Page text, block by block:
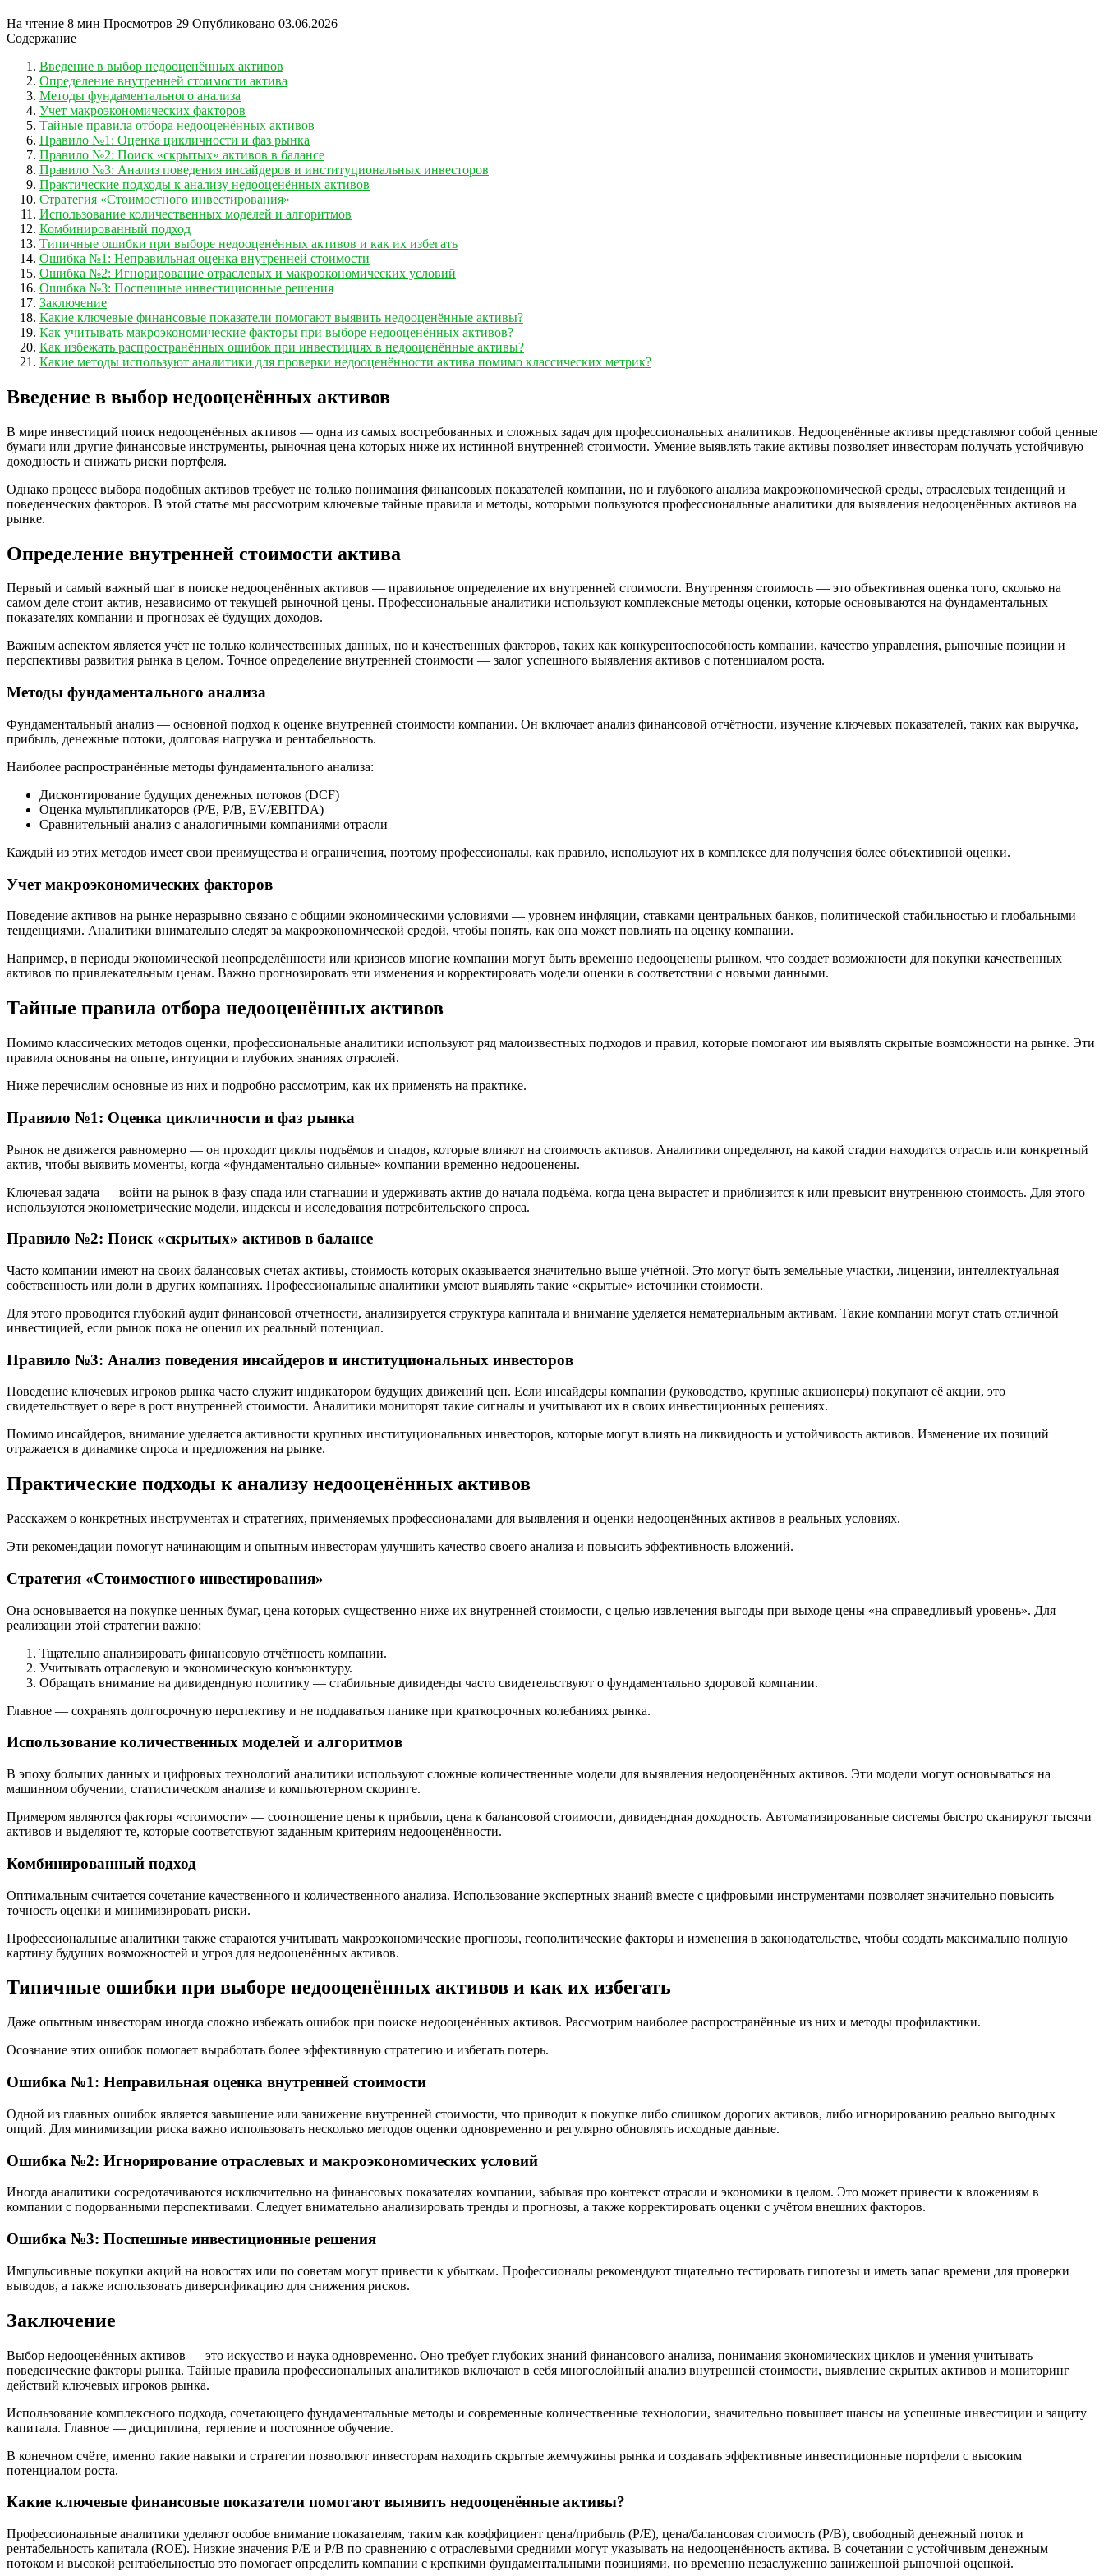
На чтение 8 мин Просмотров 29 Опубликовано 03.06.2026
Содержание
Введение в выбор недооценённых активов
Определение внутренней стоимости актива
Методы фундаментального анализа
Учет макроэкономических факторов
Тайные правила отбора недооценённых активов
Правило №1: Оценка цикличности и фаз рынка
Правило №2: Поиск «скрытых» активов в балансе
Правило №3: Анализ поведения инсайдеров и институциональных инвесторов
Практические подходы к анализу недооценённых активов
Стратегия «Стоимостного инвестирования»
Использование количественных моделей и алгоритмов
Комбинированный подход
Типичные ошибки при выборе недооценённых активов и как их избегать
Ошибка №1: Неправильная оценка внутренней стоимости
Ошибка №2: Игнорирование отраслевых и макроэкономических условий
Ошибка №3: Поспешные инвестиционные решения
Заключение
Какие ключевые финансовые показатели помогают выявить недооценённые активы?
Как учитывать макроэкономические факторы при выборе недооценённых активов?
Как избежать распространённых ошибок при инвестициях в недооценённые активы?
Какие методы используют аналитики для проверки недооценённости актива помимо классических метрик?
Введение в выбор недооценённых активов
В мире инвестиций поиск недооценённых активов — одна из самых востребованных и сложных задач для профессиональных аналитиков. Недооценённые активы представляют собой ценные
бумаги или другие финансовые инструменты, рыночная цена которых ниже их истинной внутренней стоимости. Умение выявлять такие активы позволяет инвесторам получать устойчивую
доходность и снижать риски портфеля.
Однако процесс выбора подобных активов требует не только понимания финансовых показателей компании, но и глубокого анализа макроэкономической среды, отраслевых тенденций и
поведенческих факторов. В этой статье мы рассмотрим ключевые тайные правила и методы, которыми пользуются профессиональные аналитики для выявления недооценённых активов на
рынке.
Определение внутренней стоимости актива
Первый и самый важный шаг в поиске недооценённых активов — правильное определение их внутренней стоимости. Внутренняя стоимость — это объективная оценка того, сколько на
самом деле стоит актив, независимо от текущей рыночной цены. Профессиональные аналитики используют комплексные методы оценки, которые основываются на фундаментальных
показателях компании и прогнозах её будущих доходов.
Важным аспектом является учёт не только количественных данных, но и качественных факторов, таких как конкурентоспособность компании, качество управления, рыночные позиции и
перспективы развития рынка в целом. Точное определение внутренней стоимости — залог успешного выявления активов с потенциалом роста.
Методы фундаментального анализа
Фундаментальный анализ — основной подход к оценке внутренней стоимости компании. Он включает анализ финансовой отчётности, изучение ключевых показателей, таких как выручка,
прибыль, денежные потоки, долговая нагрузка и рентабельность.
Наиболее распространённые методы фундаментального анализа:
Дисконтирование будущих денежных потоков (DCF)
Оценка мультипликаторов (P/E, P/B, EV/EBITDA)
Сравнительный анализ с аналогичными компаниями отрасли
Каждый из этих методов имеет свои преимущества и ограничения, поэтому профессионалы, как правило, используют их в комплексе для получения более объективной оценки.
Учет макроэкономических факторов
Поведение активов на рынке неразрывно связано с общими экономическими условиями — уровнем инфляции, ставками центральных банков, политической стабильностью и глобальными
тенденциями. Аналитики внимательно следят за макроэкономической средой, чтобы понять, как она может повлиять на оценку компании.
Например, в периоды экономической неопределённости или кризисов многие компании могут быть временно недооценены рынком, что создает возможности для покупки качественных
активов по привлекательным ценам. Важно прогнозировать эти изменения и корректировать модели оценки в соответствии с новыми данными.
Тайные правила отбора недооценённых активов
Помимо классических методов оценки, профессиональные аналитики используют ряд малоизвестных подходов и правил, которые помогают им выявлять скрытые возможности на рынке. Эти
правила основаны на опыте, интуиции и глубоких знаниях отраслей.
Ниже перечислим основные из них и подробно рассмотрим, как их применять на практике.
Правило №1: Оценка цикличности и фаз рынка
Рынок не движется равномерно — он проходит циклы подъёмов и спадов, которые влияют на стоимость активов. Аналитики определяют, на какой стадии находится отрасль или конкретный
актив, чтобы выявить моменты, когда «фундаментально сильные» компании временно недооценены.
Ключевая задача — войти на рынок в фазу спада или стагнации и удерживать актив до начала подъёма, когда цена вырастет и приблизится к или превысит внутреннюю стоимость. Для этого
используются эконометрические модели, индексы и исследования потребительского спроса.
Правило №2: Поиск «скрытых» активов в балансе
Часто компании имеют на своих балансовых счетах активы, стоимость которых оказывается значительно выше учётной. Это могут быть земельные участки, лицензии, интеллектуальная
собственность или доли в других компаниях. Профессиональные аналитики умеют выявлять такие «скрытые» источники стоимости.
Для этого проводится глубокий аудит финансовой отчетности, анализируется структура капитала и внимание уделяется нематериальным активам. Такие компании могут стать отличной
инвестицией, если рынок пока не оценил их реальный потенциал.
Правило №3: Анализ поведения инсайдеров и институциональных инвесторов
Поведение ключевых игроков рынка часто служит индикатором будущих движений цен. Если инсайдеры компании (руководство, крупные акционеры) покупают её акции, это
свидетельствует о вере в рост внутренней стоимости. Аналитики мониторят такие сигналы и учитывают их в своих инвестиционных решениях.
Помимо инсайдеров, внимание уделяется активности крупных институциональных инвесторов, которые могут влиять на ликвидность и устойчивость активов. Изменение их позиций
отражается в динамике спроса и предложения на рынке.
Практические подходы к анализу недооценённых активов
Расскажем о конкретных инструментах и стратегиях, применяемых профессионалами для выявления и оценки недооценённых активов в реальных условиях.
Эти рекомендации помогут начинающим и опытным инвесторам улучшить качество своего анализа и повысить эффективность вложений.
Стратегия «Стоимостного инвестирования»
Она основывается на покупке ценных бумаг, цена которых существенно ниже их внутренней стоимости, с целью извлечения выгоды при выходе цены «на справедливый уровень». Для
реализации этой стратегии важно:
Тщательно анализировать финансовую отчётность компании.
Учитывать отраслевую и экономическую конъюнктуру.
Обращать внимание на дивидендную политику — стабильные дивиденды часто свидетельствуют о фундаментально здоровой компании.
Главное — сохранять долгосрочную перспективу и не поддаваться панике при краткосрочных колебаниях рынка.
Использование количественных моделей и алгоритмов
В эпоху больших данных и цифровых технологий аналитики используют сложные количественные модели для выявления недооценённых активов. Эти модели могут основываться на
машинном обучении, статистическом анализе и компьютерном скоринге.
Примером являются факторы «стоимости» — соотношение цены к прибыли, цена к балансовой стоимости, дивидендная доходность. Автоматизированные системы быстро сканируют тысячи
активов и выделяют те, которые соответствуют заданным критериям недооценённости.
Комбинированный подход
Оптимальным считается сочетание качественного и количественного анализа. Использование экспертных знаний вместе с цифровыми инструментами позволяет значительно повысить
точность оценки и минимизировать риски.
Профессиональные аналитики также стараются учитывать макроэкономические прогнозы, геополитические факторы и изменения в законодательстве, чтобы создать максимально полную
картину будущих возможностей и угроз для недооценённых активов.
Типичные ошибки при выборе недооценённых активов и как их избегать
Даже опытным инвесторам иногда сложно избежать ошибок при поиске недооценённых активов. Рассмотрим наиболее распространённые из них и методы профилактики.
Осознание этих ошибок помогает выработать более эффективную стратегию и избегать потерь.
Ошибка №1: Неправильная оценка внутренней стоимости
Одной из главных ошибок является завышение или занижение внутренней стоимости, что приводит к покупке либо слишком дорогих активов, либо игнорированию реально выгодных
опций. Для минимизации риска важно использовать несколько методов оценки одновременно и регулярно обновлять исходные данные.
Ошибка №2: Игнорирование отраслевых и макроэкономических условий
Иногда аналитики сосредотачиваются исключительно на финансовых показателях компании, забывая про контекст отрасли и экономики в целом. Это может привести к вложениям в
компании с подорванными перспективами. Следует внимательно анализировать тренды и прогнозы, а также корректировать оценки с учётом внешних факторов.
Ошибка №3: Поспешные инвестиционные решения
Импульсивные покупки акций на новостях или по советам могут привести к убыткам. Профессионалы рекомендуют тщательно тестировать гипотезы и иметь запас времени для проверки
выводов, а также использовать диверсификацию для снижения рисков.
Заключение
Выбор недооценённых активов — это искусство и наука одновременно. Оно требует глубоких знаний финансового анализа, понимания экономических циклов и умения учитывать
поведенческие факторы рынка. Тайные правила профессиональных аналитиков включают в себя многослойный анализ внутренней стоимости, выявление скрытых активов и мониторинг
действий ключевых игроков рынка.
Использование комплексного подхода, сочетающего фундаментальные методы и современные количественные технологии, значительно повышает шансы на успешные инвестиции и защиту
капитала. Главное — дисциплина, терпение и постоянное обучение.
В конечном счёте, именно такие навыки и стратегии позволяют инвесторам находить скрытые жемчужины рынка и создавать эффективные инвестиционные портфели с высоким
потенциалом роста.
Какие ключевые финансовые показатели помогают выявить недооценённые активы?
Профессиональные аналитики уделяют особое внимание показателям, таким как коэффициент цена/прибыль (P/E), цена/балансовая стоимость (P/B), свободный денежный поток и
рентабельность капитала (ROE). Низкие значения P/E и P/B по сравнению с отраслевыми средними могут указывать на недооценённость актива. В сочетании с устойчивым денежным
потоком и высокой рентабельностью это помогает определить компании с крепкими фундаментальными позициями, но временно незаслуженно заниженной рыночной оценкой.